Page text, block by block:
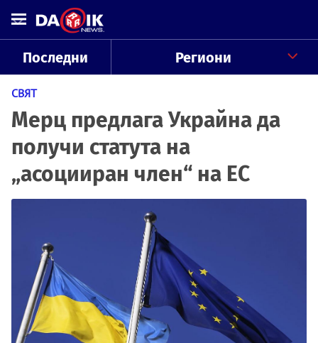
Последни Региони
СВЯТ
Мерц предлага Украйна да
получи статута на
„асоцииран член“ на ЕС